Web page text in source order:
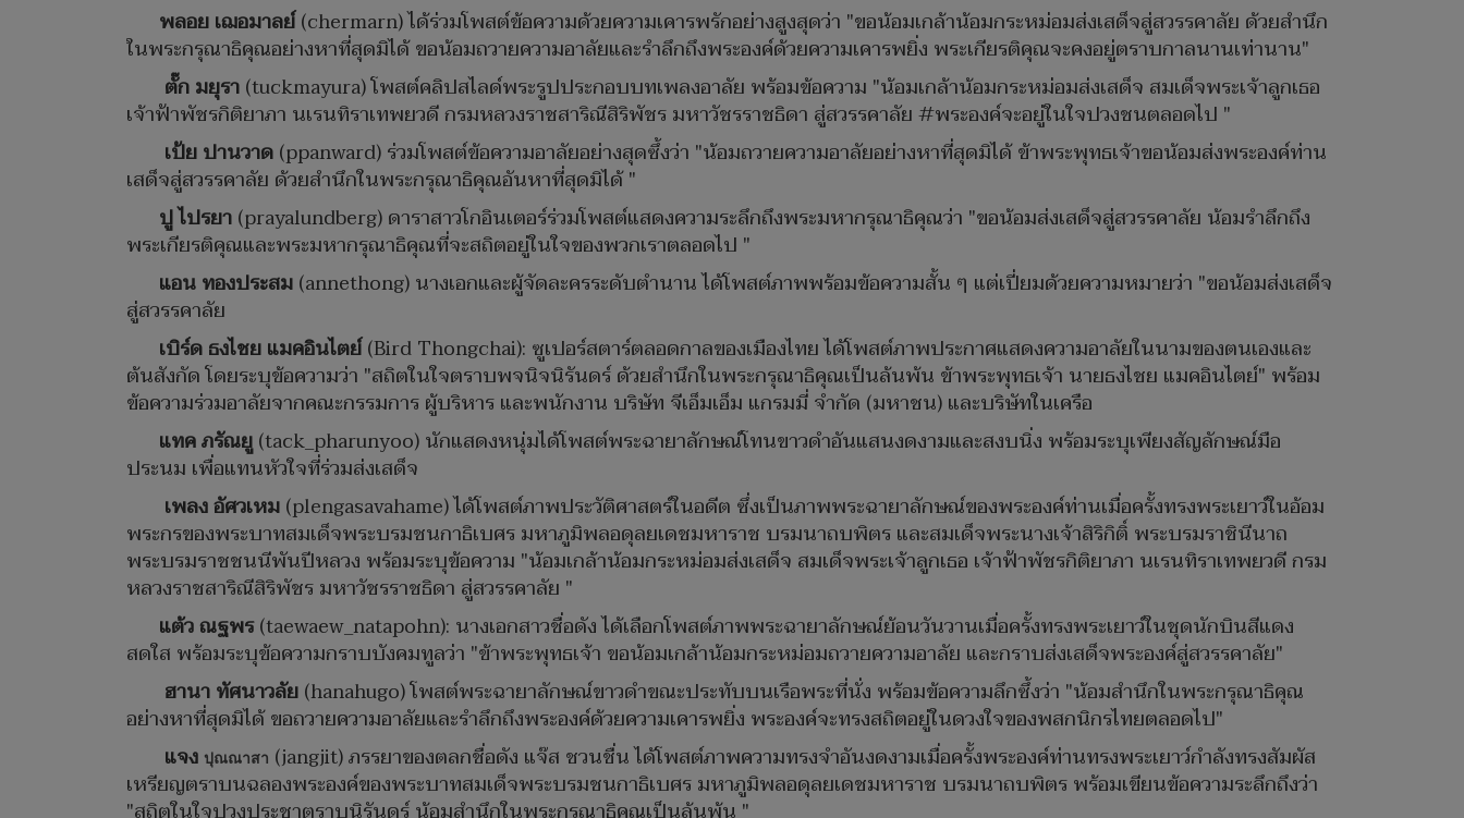
พลอย เฌอมาลย์(chermarn) ได้ร่วมโพสต์ข้อความด้วยความเคารพรักอย่างสูงสุดว่า "ขอน้อมเกล้าน้อมกระหม่อมส่งเสด็จสู่สวรรคาลัย ด้วยสำนึก
ในพระกรุณาธิคุณอย่างหาที่สุดมิได้ ขอน้อมถวายความอาลัยและรำลึกถึงพระองค์ด้วยความเคารพยิ่ง พระเกียรติคุณจะคงอยู่ตราบกาลนานเท่านาน"
ตั๊ก มยุรา(tuckmayura) โพสต์คลิปสไลด์พระรูปประกอบบทเพลงอาลัย พร้อมข้อความ "น้อมเกล้าน้อมกระหม่อมส่งเสด็จ สมเด็จพระเจ้าลูกเธอ
เจ้าฟ้าพัชรกิติยาภา นเรนทิราเทพยวดี กรมหลวงราชสาริณีสิริพัชร มหาวัชรราชธิดา สู่สวรรคาลัย #พระองค์จะอยู่ในใจปวงชนตลอดไป "
เป้ย ปานวาด(ppanward) ร่วมโพสต์ข้อความอาลัยอย่างสุดซึ้งว่า "น้อมถวายความอาลัยอย่างหาที่สุดมิได้ ข้าพระพุทธเจ้าขอน้อมส่งพระองค์ท่าน
เสด็จสู่สวรรคาลัย ด้วยสำนึกในพระกรุณาธิคุณอันหาที่สุดมิได้ "
ปู ไปรยา(prayalundberg) ดาราสาวโกอินเตอร์ร่วมโพสต์แสดงความระลึกถึงพระมหากรุณาธิคุณว่า "ขอน้อมส่งเสด็จสู่สวรรคาลัย น้อมรำลึกถึง
พระเกียรติคุณและพระมหากรุณาธิคุณที่จะสถิตอยู่ในใจของพวกเราตลอดไป "
แอน ทองประสม(annethong) นางเอกและผู้จัดละครระดับตำนาน ได้โพสต์ภาพพร้อมข้อความสั้น ๆ แต่เปี่ยมด้วยความหมายว่า "ขอน้อมส่งเสด็จ
สู่สวรรคาลัย
เบิร์ด ธงไชย แมคอินไตย์(Bird Thongchai): ซูเปอร์สตาร์ตลอดกาลของเมืองไทย ได้โพสต์ภาพประกาศแสดงความอาลัยในนามของตนเองและ
ต้นสังกัด โดยระบุข้อความว่า "สถิตในใจตราบพจนิจนิรันดร์ ด้วยสำนึกในพระกรุณาธิคุณเป็นล้นพ้น ข้าพระพุทธเจ้า นายธงไชย แมคอินไตย์" พร้อม
ข้อความร่วมอาลัยจากคณะกรรมการ ผู้บริหาร และพนักงาน บริษัท จีเอ็มเอ็ม แกรมมี่ จำกัด (มหาชน) และบริษัทในเครือ
แทค ภรัณยู(tack_pharunyoo) นักแสดงหนุ่มได้โพสต์พระฉายาลักษณ์โทนขาวดำอันแสนงดงามและสงบนิ่ง พร้อมระบุเพียงสัญลักษณ์มือ
ประนม เพื่อแทนหัวใจที่ร่วมส่งเสด็จ
เพลง อัศวเหม(plengasavahame) ได้โพสต์ภาพประวัติศาสตร์ในอดีต ซึ่งเป็นภาพพระฉายาลักษณ์ของพระองค์ท่านเมื่อครั้งทรงพระเยาว์ในอ้อม
พระกรของพระบาทสมเด็จพระบรมชนกาธิเบศร มหาภูมิพลอดุลยเดชมหาราช บรมนาถบพิตร และสมเด็จพระนางเจ้าสิริกิติ์ พระบรมราชินีนาถ
พระบรมราชชนนีพันปีหลวง พร้อมระบุข้อความ "น้อมเกล้าน้อมกระหม่อมส่งเสด็จ สมเด็จพระเจ้าลูกเธอ เจ้าฟ้าพัชรกิติยาภา นเรนทิราเทพยวดี กรม
หลวงราชสาริณีสิริพัชร มหาวัชรราชธิดา สู่สวรรคาลัย "
แต้ว ณฐพร(taewaew_natapohn): นางเอกสาวชื่อดัง ได้เลือกโพสต์ภาพพระฉายาลักษณ์ย้อนวันวานเมื่อครั้งทรงพระเยาว์ในชุดนักบินสีแดง
สดใส พร้อมระบุข้อความกราบบังคมทูลว่า "ข้าพระพุทธเจ้า ขอน้อมเกล้าน้อมกระหม่อมถวายความอาลัย และกราบส่งเสด็จพระองค์สู่สวรรคาลัย"
ฮานา ทัศนาวลัย(hanahugo) โพสต์พระฉายาลักษณ์ขาวดำขณะประทับบนเรือพระที่นั่ง พร้อมข้อความลึกซึ้งว่า "น้อมสำนึกในพระกรุณาธิคุณ
อย่างหาที่สุดมิได้ ขอถวายความอาลัยและรำลึกถึงพระองค์ด้วยความเคารพยิ่ง พระองค์จะทรงสถิตอยู่ในดวงใจของพสกนิกรไทยตลอดไป"
แจง ปุณณาสา (jangjit) ภรรยาของตลกชื่อดัง แจ๊ส ชวนชื่น ได้โพสต์ภาพความทรงจำอันงดงามเมื่อครั้งพระองค์ท่านทรงพระเยาว์กำลังทรงสัมผัส
เหรียญตราบนฉลองพระองค์ของพระบาทสมเด็จพระบรมชนกาธิเบศร มหาภูมิพลอดุลยเดชมหาราช บรมนาถบพิตร พร้อมเขียนข้อความระลึกถึงว่า